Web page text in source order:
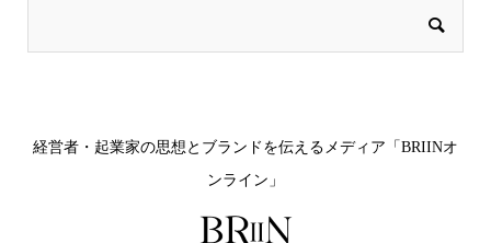
経営者・起業家の思想とブランドを伝えるメディア「BRIINオ
ンライン」